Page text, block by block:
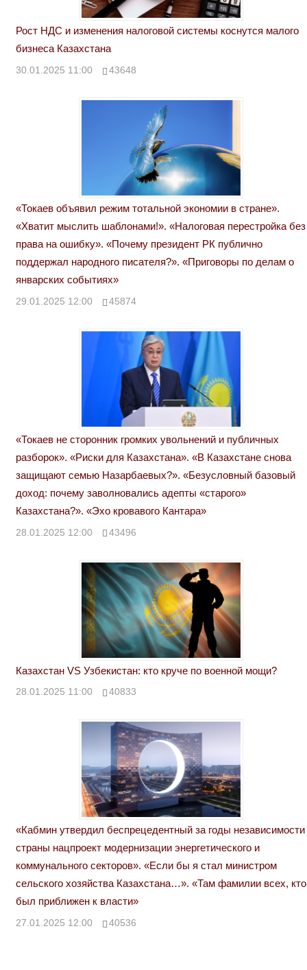
Рост НДС и изменения налоговой системы коснутся малого
бизнеса Казахстана
30.01.2025 11:00 43648
«Токаев объявил режим тотальной экономии в стране».
«Хватит мыслить шаблонами!». «Налоговая перестройка без
права на ошибку». «Почему президент РК публично
поддержал народного писателя?». «Приговоры по делам о
январских событиях»
29.01.2025 12:00 45874
«Токаев не сторонник громких увольнений и публичных
разборок». «Риски для Казахстана». «В Казахстане снова
защищают семью Назарбаевых?». «Безусловный базовый
доход: почему заволновались адепты «старого»
Казахстана?». «Эхо кровавого Кантара»
28.01.2025 12:00 43496
Казахстан VS Узбекистан: кто круче по военной мощи?
28.01.2025 11:00 40833
«Кабмин утвердил беспрецедентный за годы независимости
страны нацпроект модернизации энергетического и
коммунального секторов». «Если бы я стал министром
сельского хозяйства Казахстана…». «Там фамилии всех, кто
был приближен к власти»
27.01.2025 12:00 40536